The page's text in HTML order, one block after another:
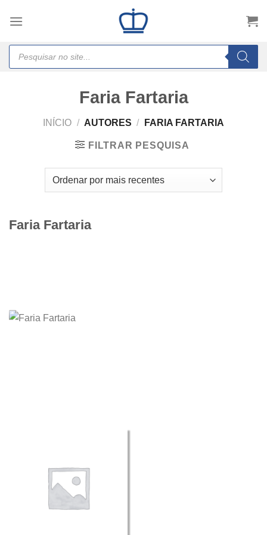
Products
search
Faria Fartaria
INÍCIO / AUTORES / FARIA FARTARIA
FILTRAR PESQUISA
Faria Fartaria